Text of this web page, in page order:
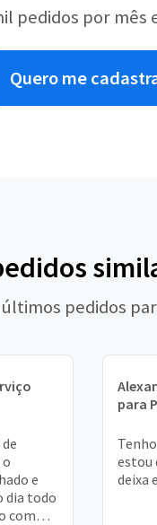
pedidos por
Quero me
últimos pedidos
e
dia todo
com
para
estou
deixa